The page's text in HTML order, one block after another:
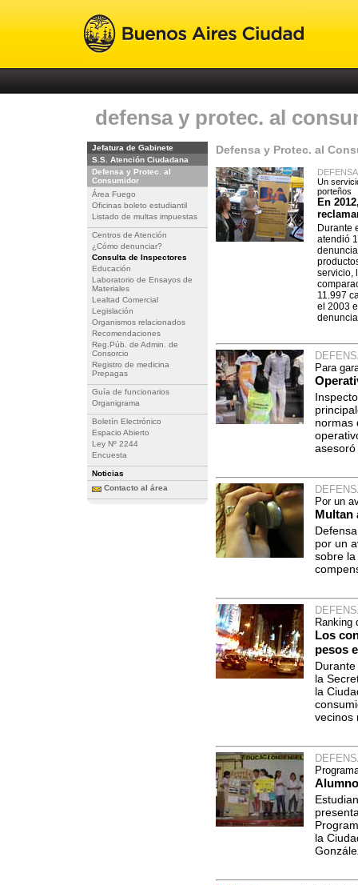
defensa y protec. al
Jefatura de Gabinete
S.S. Atención Ciudadana
Defensa y Protec. al
Consumidor
Área Fuego
Oficinas boleto estudiantil
Listado de multas impuestas
Centros de Atención
¿Cómo denunciar?
Consulta de Inspectores
Educación
Laboratorio de Ensayos de
Materiales
Lealtad Comercial
Legislación
Organismos relacionados
Recomendaciones
Reg.Púb. de Admin. de
Consorcio
Registro de medicina
Prepagas
Guía de funcionarios
Organigrama
Boletín Electrónico
Espacio Abierto
Ley Nº 2244
Encuesta
Noticias
Contacto al área
Defensa y Protec. al
Un
porteños
En
Durante
atendió
servicio,
11.997
el 2003
Para
normas
Por un
Multan
por un
sobre
Ranking
Los
pesos
la
la
vecinos
la